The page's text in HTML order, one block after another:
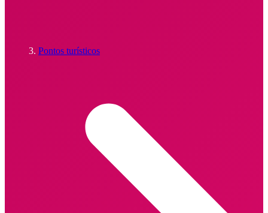
Pontos turísticos